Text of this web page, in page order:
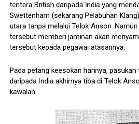
tentera British daripada India yang
Swettenham (sekarang Pelabuhan
utara tanpa melalui Telok Anson.
tersebut memberi jaminan akan
tersebut kepada pegawai atasannya.
Pada petang keesokan harinya,
daripada India akhirnya tiba di Telok
kawalan.